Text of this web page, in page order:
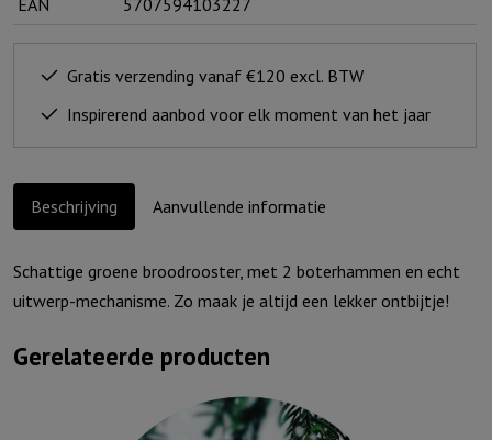
Gratis verzending vanaf €120 excl. BTW
Inspirerend aanbod voor elk moment van het jaar
Beschrijving Aanvullende informatie
Schattige groene broodrooster, met 2 boterhammen en echt
uitwerp-mechanisme. Zo maak je altijd een lekker ontbijtje!
Gerelateerde producten